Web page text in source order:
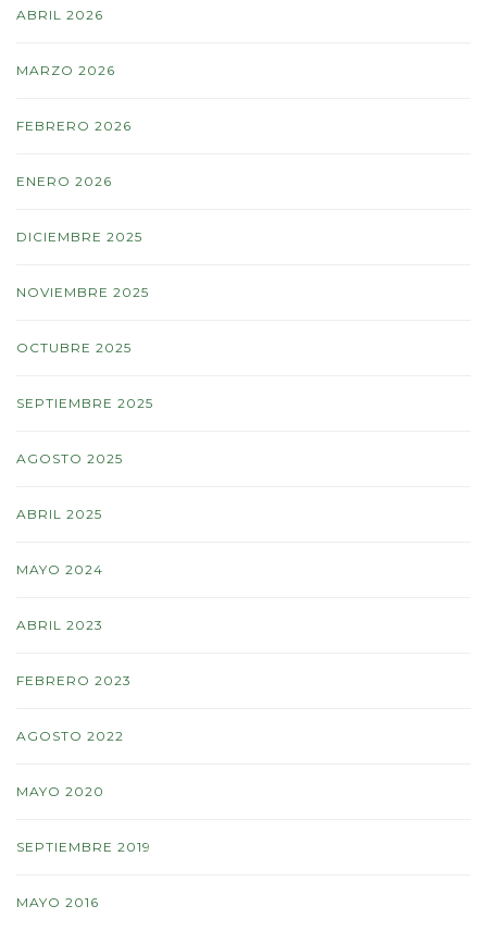
ABRIL 2026
MARZO 2026
FEBRERO 2026
ENERO 2026
DICIEMBRE 2025
NOVIEMBRE 2025
OCTUBRE 2025
SEPTIEMBRE 2025
AGOSTO 2025
ABRIL 2025
MAYO 2024
ABRIL 2023
FEBRERO 2023
AGOSTO 2022
MAYO 2020
SEPTIEMBRE 2019
MAYO 2016